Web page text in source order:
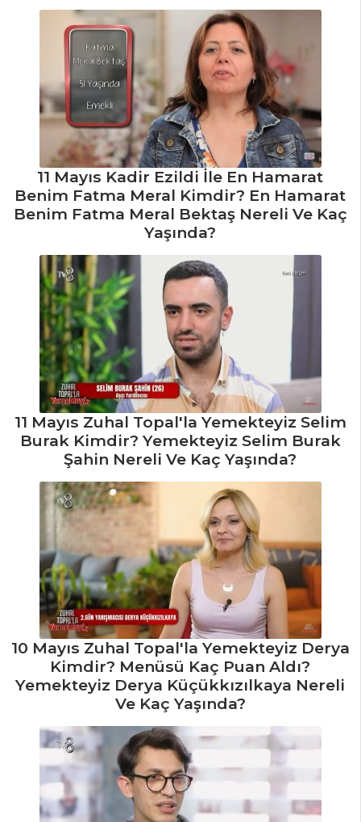
11 Mayıs Kadir Ezildi İle En Hamarat
Benim Fatma Meral Kimdir? En Hamarat
Benim Fatma Meral Bektaş Nereli Ve Kaç
Yaşında?
11 Mayıs Zuhal Topal'la Yemekteyiz Selim
Burak Kimdir? Yemekteyiz Selim Burak
Şahin Nereli Ve Kaç Yaşında?
10 Mayıs Zuhal Topal'la Yemekteyiz Derya
Kimdir? Menüsü Kaç Puan Aldı?
Yemekteyiz Derya Küçükkızılkaya Nereli
Ve Kaç Yaşında?